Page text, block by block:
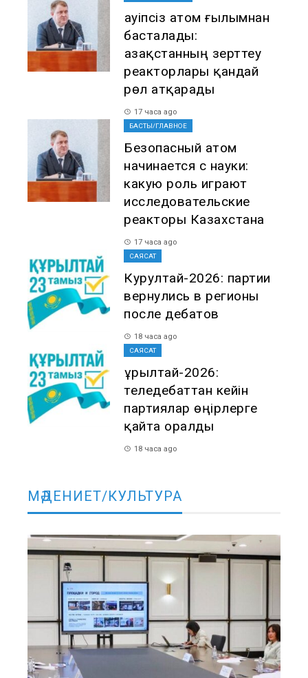
Қауіпсіз атом ғылымнан
басталады:
Қазақстанның зерттеу
реакторлары қандай
рөл атқарады
17 часа ago
БАСТЫ/ГЛАВНОЕ
Безопасный атом
начинается с науки:
какую роль играют
исследовательские
реакторы Казахстана
17 часа ago
САЯСАТ
Курултай-2026: партии
вернулись в регионы
после дебатов
18 часа ago
САЯСАТ
Құрылтай-2026:
теледебаттан кейін
партиялар өңірлерге
қайта оралды
18 часа ago
МӘДЕНИЕТ/КУЛЬТУРА